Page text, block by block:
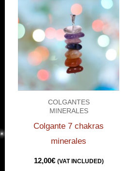
COLGANTES
MINERALES
Colgante 7 chakras
minerales
12,00€ (VAT INCLUDED)